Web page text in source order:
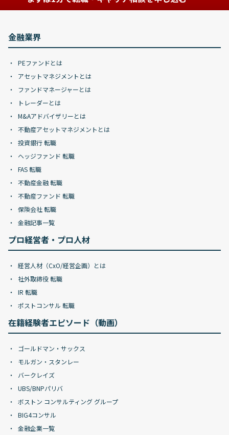
金融業界
PEファンドとは
アセットマネジメントとは
ファンドマネージャーとは
トレーダーとは
M&Aアドバイザリーとは
不動産アセットマネジメントとは
投資銀行 転職
ヘッジファンド 転職
FAS 転職
不動産金融 転職
不動産ファンド 転職
保険会社 転職
金融記事一覧
プロ経営者・プロ人材
経営人材（CxO/経営企画）とは
社外取締役 転職
IR 転職
ポストコンサル 転職
在籍経験者エピソード（動画）
ゴールドマン・サックス
モルガン・スタンレー
バークレイズ
UBS/BNPパリバ
ボストン コンサルティング グループ
BIG4コンサル
金融企業一覧